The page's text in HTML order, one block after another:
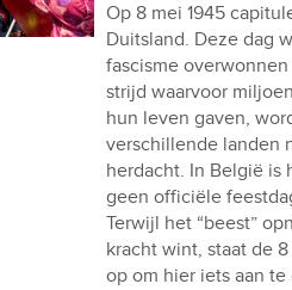
Op 8 mei 1945
Duitsland. Deze dag
fascisme
strijd waarvoor
hun leven gaven,
verschillende landen
herdacht. In België is
geen officiële
Terwijl het “beest”
kracht wint, staat de
op om hier iets aan te